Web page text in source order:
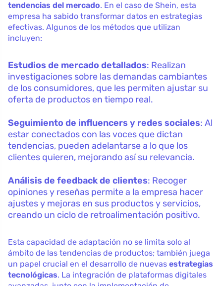
tendencias del mercado. En el caso de Shein, esta
empresa ha sabido transformar datos en estrategias
efectivas. Algunos de los métodos que utilizan
incluyen:
Estudios de mercado detallados: Realizan
investigaciones sobre las demandas cambiantes
de los consumidores, que les permiten ajustar su
oferta de productos en tiempo real.
Seguimiento de influencers y redes sociales: Al
estar conectados con las voces que dictan
tendencias, pueden adelantarse a lo que los
clientes quieren, mejorando así su relevancia.
Análisis de feedback de clientes: Recoger
opiniones y reseñas permite a la empresa hacer
ajustes y mejoras en sus productos y servicios,
creando un ciclo de retroalimentación positivo.
Esta capacidad de adaptación no se limita solo al
ámbito de las tendencias de productos; también juega
un papel crucial en el desarrollo de nuevas estrategias
tecnológicas. La integración de plataformas digitales